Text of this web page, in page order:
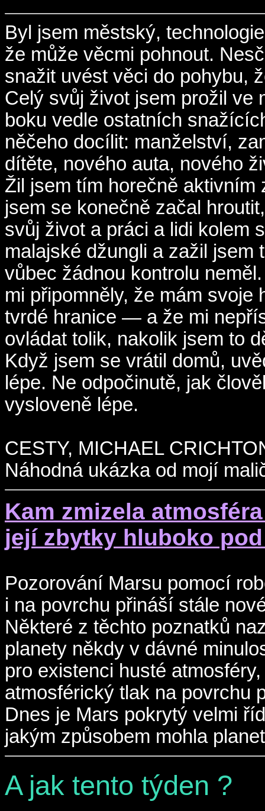
Byl jsem městský,
že může věcmi pohnout.
snažit uvést věci do pohybu,
Celý svůj život jsem prožil ve
boku vedle ostatních
něčeho docílit: manželství,
dítěte, nového auta, nového
Žil jsem tím horečně
jsem se konečně začal
svůj život a práci a lidi kolem
malajské džungli a zažil jsem
vůbec žádnou kontrolu
mi připomněly, že mám
tvrdé hranice — a že mi
ovládat tolik, nakolik jsem to
Když jsem se vrátil domů,
lépe. Ne odpočinutě, jak
vysloveně lépe.
CESTY, MICHAEL
Náhodná ukázka od mojí
Kam zmizela
její zbytky hluboko
Pozorování Marsu pomocí
i na povrchu přináší stále
Některé z těchto poznatků
planety někdy v dávné
pro existenci husté
atmosférický tlak na povrchu
Dnes je Mars pokrytý velmi
jakým způsobem mohla
A jak tento týden ?